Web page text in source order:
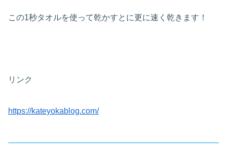
この1秒タオルを使って乾かすとに更に速く乾きます！
リンク
https://kateyokablog.com/